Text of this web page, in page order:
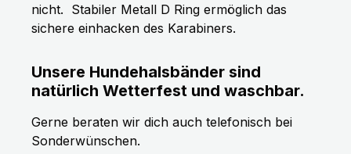
nicht. Stabiler Metall D Ring ermöglich das
sichere einhacken des Karabiners.
Unsere Hundehalsbänder sind
natürlich Wetterfest und waschbar.
Gerne beraten wir dich auch telefonisch bei
Sonderwünschen.